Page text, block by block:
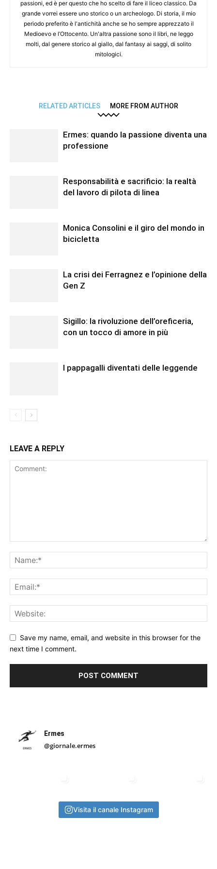
passioni, ed è per questo che ho scelto di fare il liceo classico. Da
grande vorrei essere uno storico o un archeologo. Di storia, il mio
periodo preferito è l'antichità anche se ho sempre apprezzato il
Medioevo e l’Ottocento. Un'altra passione sono il libri, ne leggo
molti, dal genere storico al giallo, dal fantasy ai saggi, di solito
mitologici.
RELATED ARTICLES MORE FROM AUTHOR
Ermes: quando la passione diventa una
professione
Responsabilità e sacrificio: la realtà
del lavoro di pilota di linea
Monica Consolini e il giro del mondo in
bicicletta
La crisi dei Ferragnez e l’opinione della
Gen Z
Sigillo: la rivoluzione dell’oreficeria,
con un tocco di amore in più
I pappagalli diventati delle leggende
LEAVE A REPLY
Save my name, email, and website in this browser for the
next time I comment.
Ermes
@giornale.ermes
Visita il canale Instagram